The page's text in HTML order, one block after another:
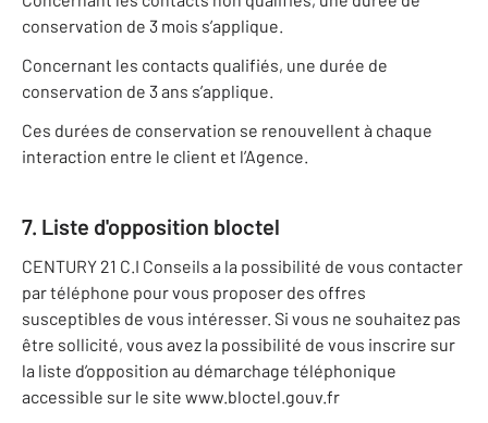
conservation de 3 mois s’applique.
Concernant les contacts qualifiés, une durée de
conservation de 3 ans s’applique.
Ces durées de conservation se renouvellent à chaque
interaction entre le client et l’Agence.
7. Liste d'opposition bloctel
CENTURY 21 C.I Conseils a la possibilité de vous contacter
par téléphone pour vous proposer des offres
susceptibles de vous intéresser. Si vous ne souhaitez pas
être sollicité, vous avez la possibilité de vous inscrire sur
la liste d’opposition au démarchage téléphonique
accessible sur le site www.bloctel.gouv.fr